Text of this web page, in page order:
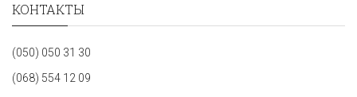
КОНТАКТЫ
(050) 050 31 30
(068) 554 12 09